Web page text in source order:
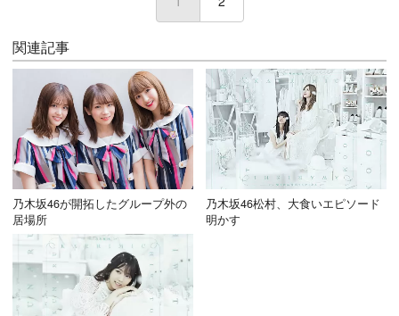
関連記事
乃木坂46が開拓したグループ外の
居場所
乃木坂46松村、大食いエピソード
明かす